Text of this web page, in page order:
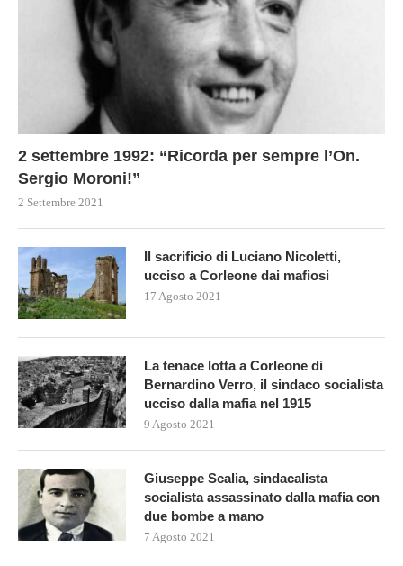
2 settembre 1992: “Ricorda per sempre l’On.
Sergio Moroni!”
2 Settembre 2021
Il sacrificio di Luciano Nicoletti,
ucciso a Corleone dai mafiosi
17 Agosto 2021
La tenace lotta a Corleone di
Bernardino Verro, il sindaco socialista
ucciso dalla mafia nel 1915
9 Agosto 2021
Giuseppe Scalia, sindacalista
socialista assassinato dalla mafia con
due bombe a mano
7 Agosto 2021